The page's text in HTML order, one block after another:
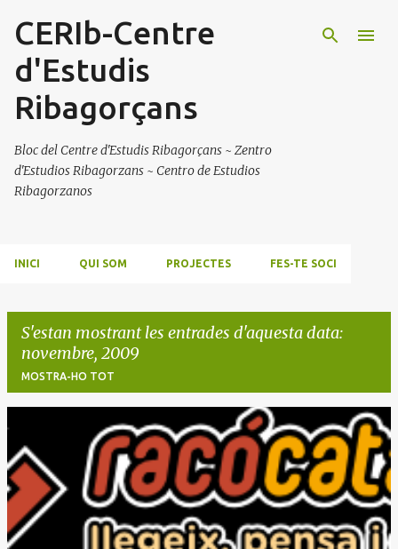
Salta al contingut principal
CERIb-Centre
d'Estudis
Ribagorçans
Bloc del Centre d'Estudis Ribagorçans ~ Zentro
d'Estudios Ribagorzans ~ Centro de Estudios
Ribagorzanos
INICI QUI SOM PROJECTES FES-TE SOCI
S'estan mostrant les entrades d'aquesta data:
novembre, 2009
MOSTRA-HO TOT
E
n
t
r
a